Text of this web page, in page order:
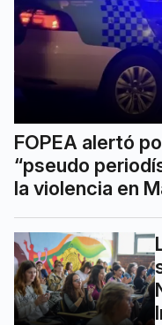
FOPEA alertó
“pseudo
la violencia en